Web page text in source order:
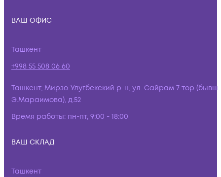
ВАШ ОФИС
Ташкент
+998 55 508 06 60
Ташкент, Мирзо-Улугбекский р-н, ул. Сайрам 7-тор (бывш.
Э.Мараимова), д.52
Время работы: пн-пт, 9:00 - 18:00
ВАШ СКЛАД
Ташкент